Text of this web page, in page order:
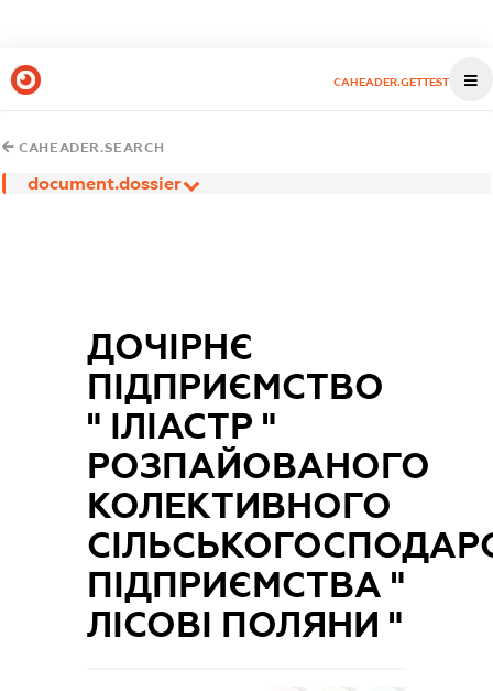
CAHEADER.GETTEST
CAHEADER.SEARCH
document.dossier
ДОЧІРНЄ
ПІДПРИЄМСТВО
" ІЛІАСТР "
РОЗПАЙОВАНОГО
КОЛЕКТИВНОГО
ПІДПРИЄМСТВА "
ЛІСОВІ ПОЛЯНИ "